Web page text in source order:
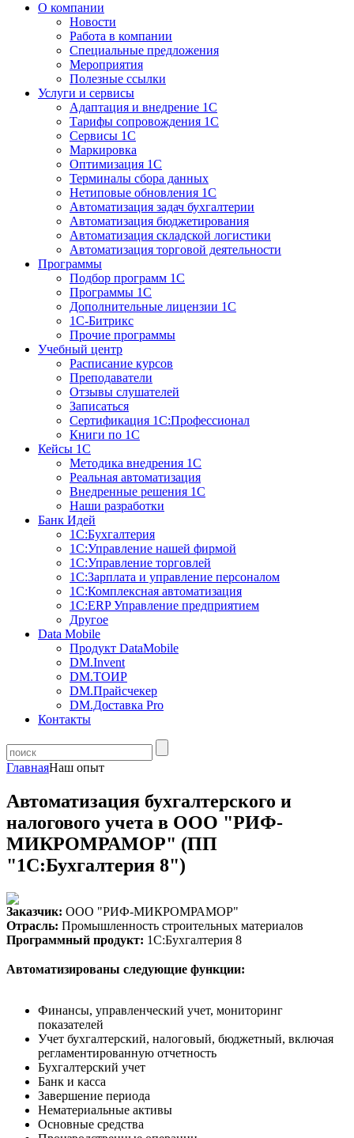
О компании
Новости
Работа в компании
Специальные предложения
Мероприятия
Полезные ссылки
Услуги и сервисы
Адаптация и внедрение 1С
Тарифы сопровождения 1С
Сервисы 1С
Маркировка
Оптимизация 1С
Терминалы сбора данных
Нетиповые обновления 1С
Автоматизация задач бухгалтерии
Автоматизация бюджетирования
Автоматизация складской логистики
Автоматизация торговой деятельности
Программы
Подбор программ 1С
Программы 1С
Дополнительные лицензии 1С
1С-Битрикс
Прочие программы
Учебный центр
Расписание курсов
Преподаватели
Отзывы слушателей
Записаться
Сертификация 1С:Профессионал
Книги по 1С
Кейсы 1С
Методика внедрения 1С
Реальная автоматизация
Внедренные решения 1С
Наши разработки
Банк Идей
1С:Бухгалтерия
1С:Управление нашей фирмой
1С:Управление торговлей
1С:Зарплата и управление персоналом
1С:Комплексная автоматизация
1С:ERP Управление предприятием
Другое
Data Mobile
Продукт DataMobile
DM.Invent
DM.ТОИР
DM.Прайсчекер
DM.Доставка Pro
Контакты
ГлавнаяНаш опыт
Автоматизация бухгалтерского и
налогового учета в ООО "РИФ-
МИКРОМРАМОР" (ПП
"1С:Бухгалтерия 8")
Заказчик: ООО "РИФ-МИКРОМРАМОР"
Отрасль: Промышленность строительных материалов
Программный продукт: 1С:Бухгалтерия 8
Автоматизированы следующие функции:
Финансы, управленческий учет, мониторинг
показателей
Учет бухгалтерский, налоговый, бюджетный, включая
регламентированную отчетность
Бухгалтерский учет
Банк и касса
Завершение периода
Нематериальные активы
Основные средства